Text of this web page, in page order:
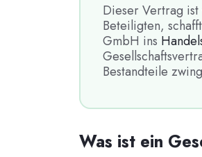
Dieser Vertrag
Beteiligten,
GmbH ins
Bestandteile
Was ist ein